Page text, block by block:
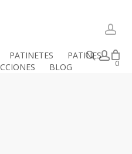
PATINETES
PATINES
BLOG
Buscar
0
Close
Cart
Repuestos Advanced